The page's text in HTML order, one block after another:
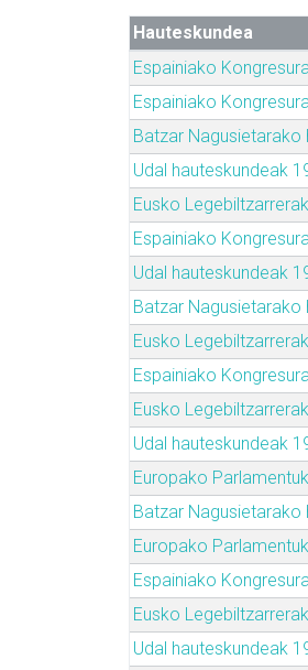
Hauteskundea
Espainiako
Espainiako
Batzar Nagusietarako
Udal hauteskundeak
Eusko
Espainiako
Udal hauteskundeak
Batzar Nagusietarako
Eusko
Espainiako
Eusko
Udal hauteskundeak
Europako
Batzar Nagusietarako
Europako
Espainiako
Eusko
Udal hauteskundeak